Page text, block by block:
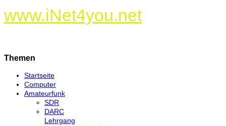
www.iNet4you.net
Themen
Startseite
Computer
Amateurfunk
SDR
DARC
Lehrgang